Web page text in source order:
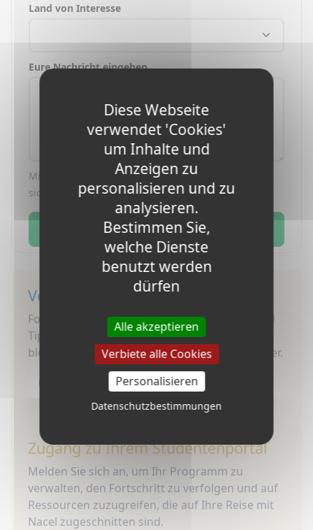
Land von Interesse
Eure Nachricht eingeben
Mit der Einreichung dieses Formulars erklären Sie
sich mit unsererDatenschutzerklärung .
Schicken
Verbinden Sie sich mit uns
Folgen Sie Nacel für Updates, Geschichten und
Tipps! Treten Sie unserer Community bei und
bleiben Sie inspiriert für Ihr nächstes Abenteuer.
Zugang zu Ihrem Studentenportal
Melden Sie sich an, um Ihr Programm zu
verwalten, den Fortschritt zu verfolgen und auf
Ressourcen zuzugreifen, die auf Ihre Reise mit
Nacel zugeschnitten sind.
Diese Webseite
verwendet 'Cookies'
um Inhalte und
Anzeigen zu
personalisieren und zu
analysieren.
Bestimmen Sie,
welche Dienste
benutzt werden
dürfen
Alle akzeptieren
Verbiete alle Cookies
Personalisieren
Datenschutzbestimmungen